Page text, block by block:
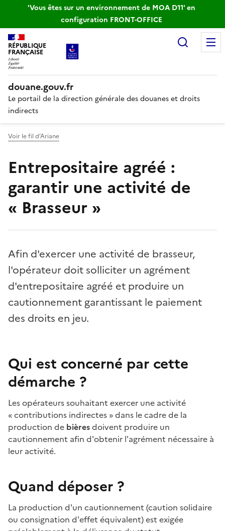
'Vous êtes sur un environnement de MOA D11' en
configuration FRONT-OFFICE
RÉPUBLIQUE
FRANÇAISE
douane.gouv.fr
Le portail de la direction générale des douanes et droits
indirects
Voir le fil d’Ariane
Entrepositaire agréé :
garantir une activité de
« Brasseur »
Afin d'exercer une activité de brasseur,
l'opérateur doit solliciter un agrément
d'entrepositaire agréé et produire un
cautionnement garantissant le paiement
des droits en jeu.
Qui est concerné par cette
démarche ?
Les opérateurs souhaitant exercer une activité
«contributions indirectes » dans le cadre de la
production de bièresdoivent produire un
cautionnement afin d'obtenir l'agrément nécessaire à
leur activité.
Quand déposer ?
La production d'un cautionnement (caution solidaire
ou consignation d'effet équivalent) est exigée